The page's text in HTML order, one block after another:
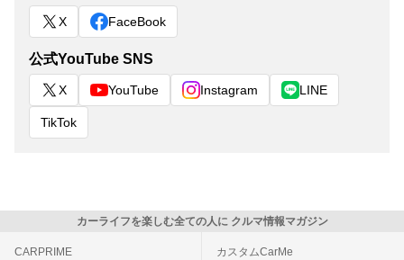
X FaceBook
公式YouTube SNS
X YouTube Instagram LINE
TikTok
カーライフを楽しむ全ての人に クルマ情報マガジン
CARPRIME カスタムCarMe